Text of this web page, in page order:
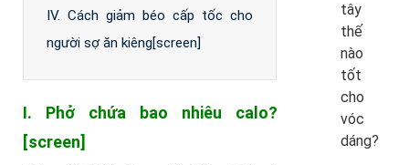
IV. Cách giảm béo cấp tốc cho
người sợ ăn kiêng[screen]
I. Phở chứa bao nhiêu calo?
[screen]
tây
thế
nào
tốt
cho
vóc
dáng?